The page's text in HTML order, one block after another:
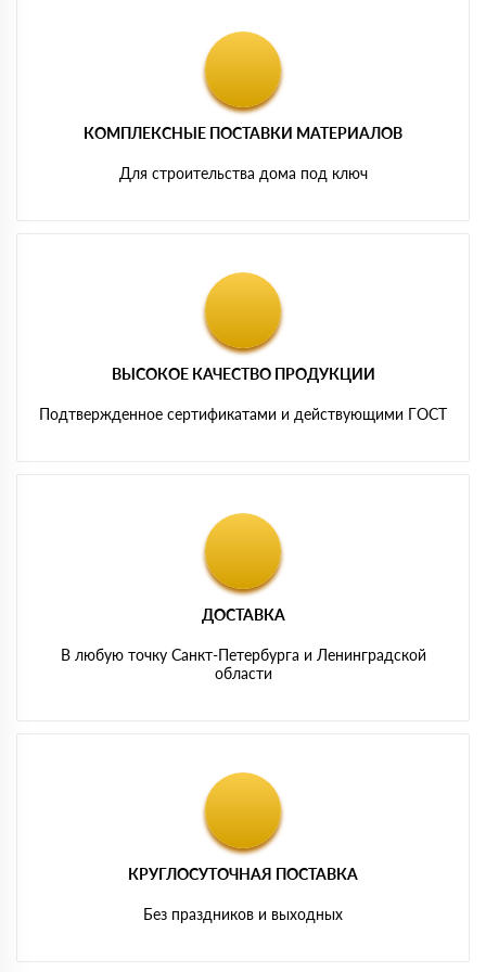
КОМПЛЕКСНЫЕ ПОСТАВКИ МАТЕРИАЛОВ
Для строительства дома под ключ
ВЫСОКОЕ КАЧЕСТВО ПРОДУКЦИИ
Подтвержденное сертификатами и действующими ГОСТ
ДОСТАВКА
В любую точку Санкт-Петербурга и Ленинградской
области
КРУГЛОСУТОЧНАЯ ПОСТАВКА
Без праздников и выходных